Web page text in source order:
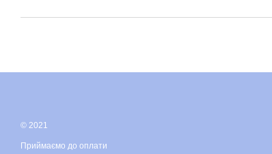
© 2021
Приймаємо до оплати